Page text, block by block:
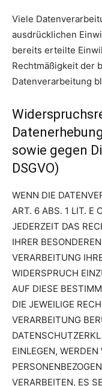
Viele
ausdrücklichen
bereits erteilte
Rechtmäßigkeit der
Datenverarbeitung
sowie gegen
DSGVO)
WENN DIE
ART. 6 ABS. 1 LIT. E
JEDERZEIT DAS
IHRER
VERARBEITUNG
WIDERSPRUCH
AUF DIESE
DIE JEWEILIGE
VERARBEITUNG
EINLEGEN,
VERARBEITEN, ES